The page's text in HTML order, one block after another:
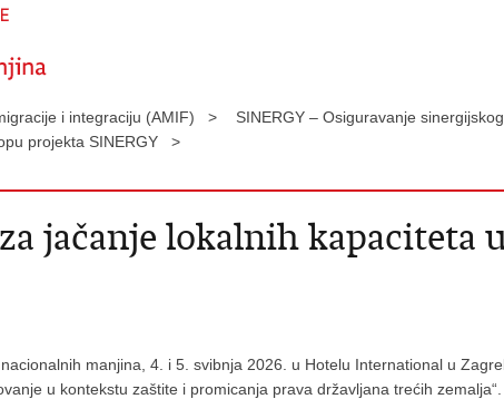
i integraciju (AMIF) > SINERGY – Osiguravanje
projekta SINERGY >
jačanje lokalnih kapaciteta
manjina, 4. i 5. svibnja 2026. u Hotelu International u
u kontekstu zaštite i promicanja prava državljana trećih